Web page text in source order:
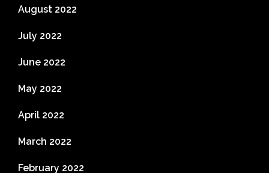
August 2022
July 2022
June 2022
May 2022
April 2022
March 2022
February 2022